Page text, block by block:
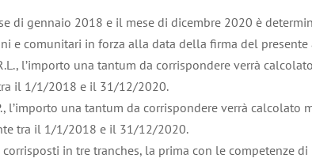
di gennaio 2018 e il mese di dicembre 2020 è
e comunitari in forza alla data della firma del
l’importo una tantum da corrispondere verrà
il 1/1/2018 e il 31/12/2020.
l’importo una tantum da corrispondere verrà
tra il 1/1/2018 e il 31/12/2020.
in tre tranches, la prima con le competenze